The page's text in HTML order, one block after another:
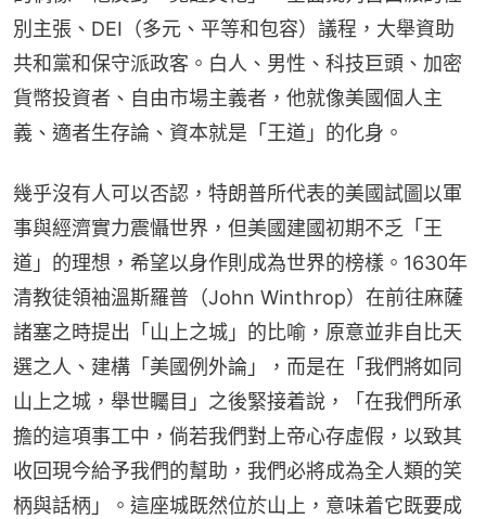
別主張、DEI（多元、平等和包容）議程，大舉資助
共和黨和保守派政客。白人、男性、科技巨頭、加密
貨幣投資者、自由市場主義者，他就像美國個人主
義、適者生存論、資本就是「王道」的化身。
幾乎沒有人可以否認，特朗普所代表的美國試圖以軍
事與經濟實力震懾世界，但美國建國初期不乏「王
道」的理想，希望以身作則成為世界的榜樣。1630年
清教徒領袖溫斯羅普（John Winthrop）在前往麻薩
諸塞之時提出「山上之城」的比喻，原意並非自比天
選之人、建構「美國例外論」，而是在「我們將如同
山上之城，舉世矚目」之後緊接着說，「在我們所承
擔的這項事工中，倘若我們對上帝心存虛假，以致其
收回現今給予我們的幫助，我們必將成為全人類的笑
柄與話柄」。這座城既然位於山上，意味着它既要成